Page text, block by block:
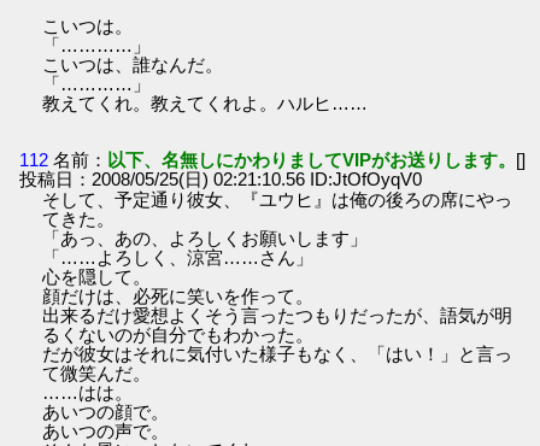
こいつは。
「…………」
こいつは、誰なんだ。
「…………」
教えてくれ。教えてくれよ。ハルヒ……
112 名前： 以下、名無しにかわりましてVIPがお送りします。 []
投稿日：2008/05/25(日) 02:21:10.56 ID:JtOfOyqV0
そして、予定通り彼女、『ユウヒ』は俺の後ろの席にやっ
てきた。
「あっ、あの、よろしくお願いします」
「……よろしく、涼宮……さん」
心を隠して。
顔だけは、必死に笑いを作って。
出来るだけ愛想よくそう言ったつもりだったが、語気が明
るくないのが自分でもわかった。
だが彼女はそれに気付いた様子もなく、「はい！」と言っ
て微笑んだ。
……はは。
あいつの顔で。
あいつの声で。